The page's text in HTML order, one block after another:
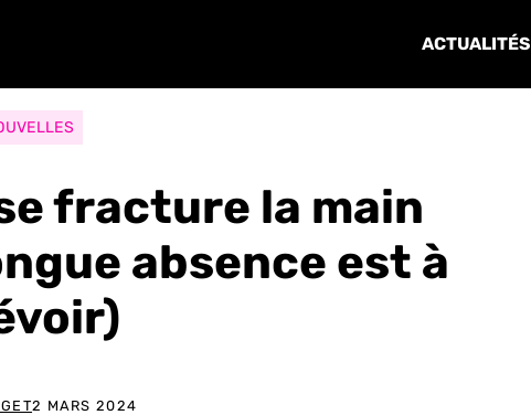
ACTUALITÉS
fracture la main
absence est à
2 MARS 2024